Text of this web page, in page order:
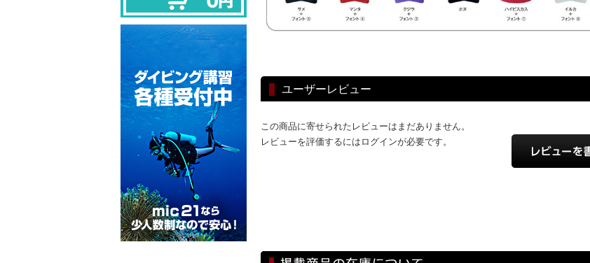
ユーザーレビュー
この商品に寄せられたレビューはまだありません。
レビューを評価するにはログインが必要です。